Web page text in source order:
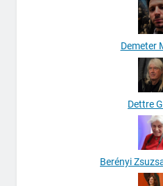
Demeter
Dettre
Berényi